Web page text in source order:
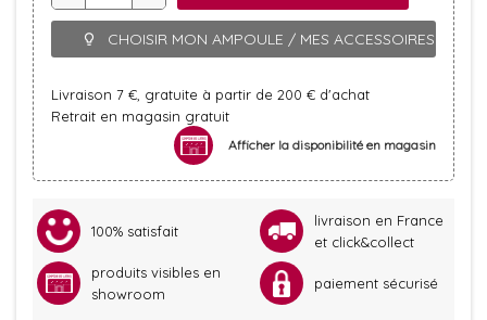
lightbulb_outline CHOISIR MON AMPOULE / MES ACCESSOIRES
Livraison 7 €, gratuite à partir de 200 € d'achat
Retrait en magasin gratuit
Afficher la disponibilité en magasin
100% satisfait
livraison en France
et click&collect
produits visibles en
showroom
paiement sécurisé